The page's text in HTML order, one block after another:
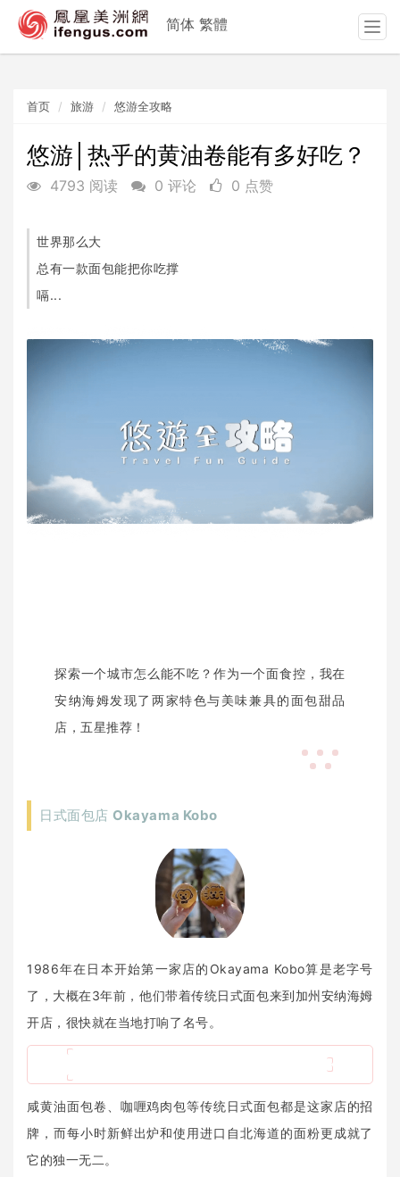
首页 旅游 悠游全攻略
悠游│热乎的黄油卷能有多好吃？
4793 阅读 0 评论 0 点赞
世界那么大
总有一款面包能把你吃撑
嗝...
探索一个城市怎么能不吃？作为一个面食控，我在
安纳海姆发现了两家特色与美味兼具的面包甜品
店，五星推荐！
日式面包店 Okayama Kobo
1986年在日本开始第一家店的Okayama Kobo算是老字号
了，大概在3年前，他们带着传统日式面包来到加州安纳海姆
开店，很快就在当地打响了名号。
咸黄油面包卷、咖喱鸡肉包等传统日式面包都是这家店的招
牌，而每小时新鲜出炉和使用进口自北海道的面粉更成就了
它的独一无二。
简体 繁體
T
o